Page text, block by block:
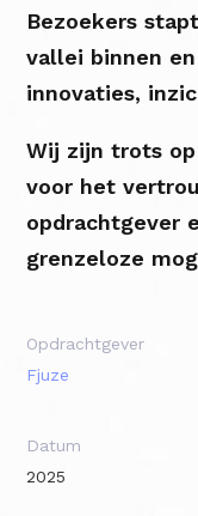
Bezoekers
vallei binnen
innovaties,
Wij zijn trots
voor het
opdrachtgever
grenzeloze
Opdrachtgever
Fjuze
Datum
2025